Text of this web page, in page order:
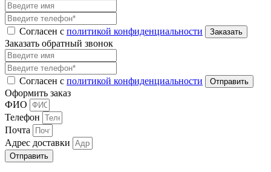
Согласен с политикой конфиденциальности
Заказать обратный звонок
Согласен с политикой конфиденциальности
Оформить заказ
ФИО
Телефон
Почта
Адрес доставки
Отправить